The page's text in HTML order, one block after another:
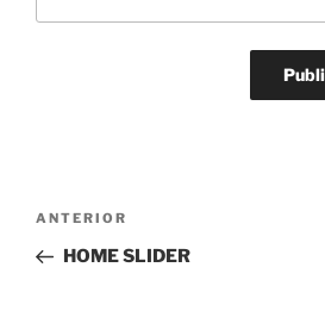
Navegación
entradas
Entrada
anterior:
ANTERIOR
HOME SLIDER